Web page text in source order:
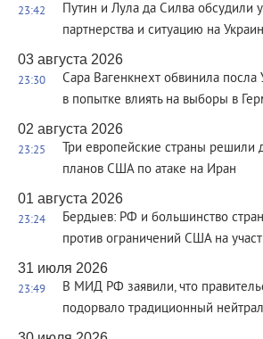
23:42
Путин и Лула да Силва обсудили
партнерства и ситуацию на
03 августа 2026
23:30
Сара Вагенкнехт обвинила
в попытке влиять на выборы в
02 августа 2026
23:25
Три европейские страны решили
планов США по атаке на Иран
01 августа 2026
23:24
Бердыев: РФ и большинство
против ограничений США на
31 июля 2026
23:49
В МИД РФ заявили, что
подорвало традиционный